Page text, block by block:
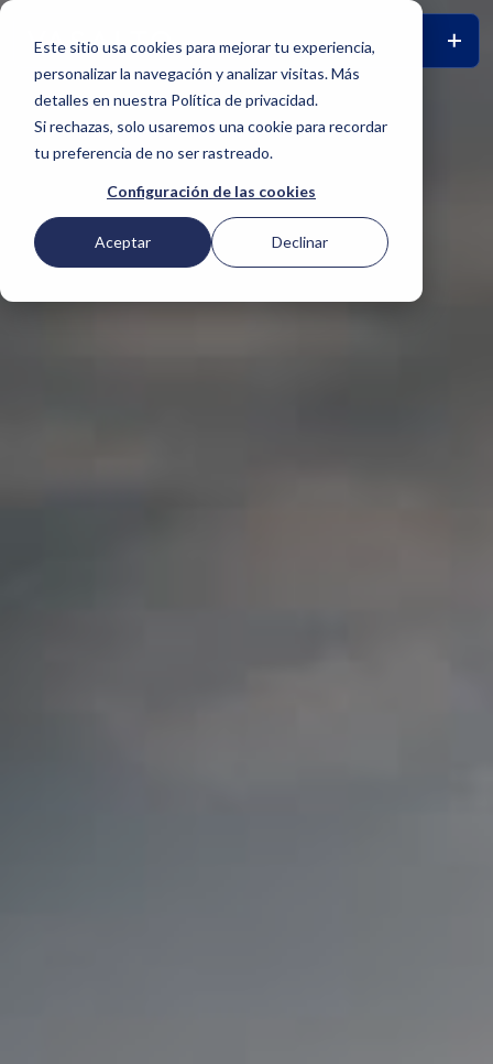
Este sitio usa cookies para mejorar tu experiencia,
personalizar la navegación y analizar visitas. Más
detalles en nuestra Política de privacidad.
Si rechazas, solo usaremos una cookie para recordar
tu preferencia de no ser rastreado.
Configuración de las cookies
Aceptar Declinar